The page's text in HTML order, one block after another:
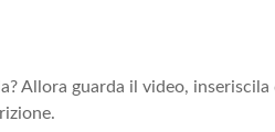
Allora guarda il video, inseriscila